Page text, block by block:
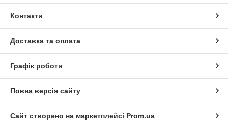
Контакти
Доставка та оплата
Графік роботи
Повна версія сайту
Сайт створено на маркетплейсі Prom.ua